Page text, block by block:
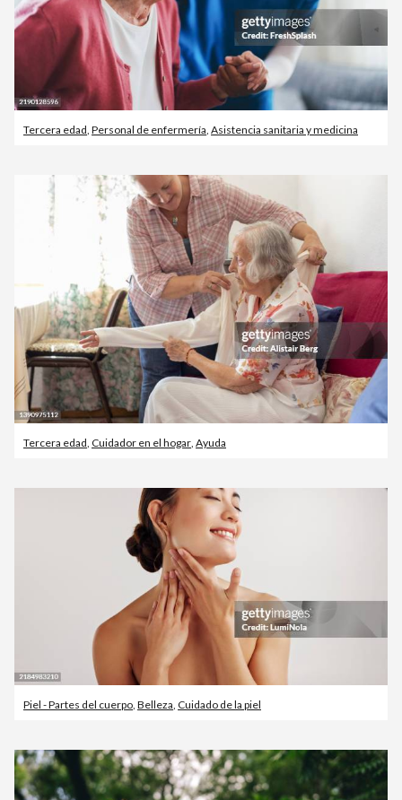
Tercera edad, Personal de enfermería, Asistencia sanitaria y medicina
Tercera edad, Cuidador en el hogar, Ayuda
Piel - Partes del cuerpo Belleza Cuidado de la piel